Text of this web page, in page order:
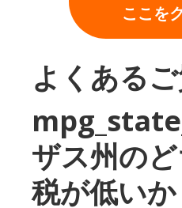
ここを
よくある
ザス州の
税が低いか